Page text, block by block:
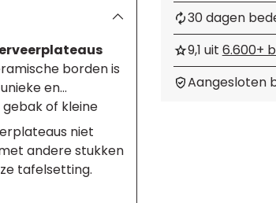
borden is
en
of kleine
niet
andere stukken
tafelsetting.
30 dagen
9,1 uit 6.600+
Aangesloten